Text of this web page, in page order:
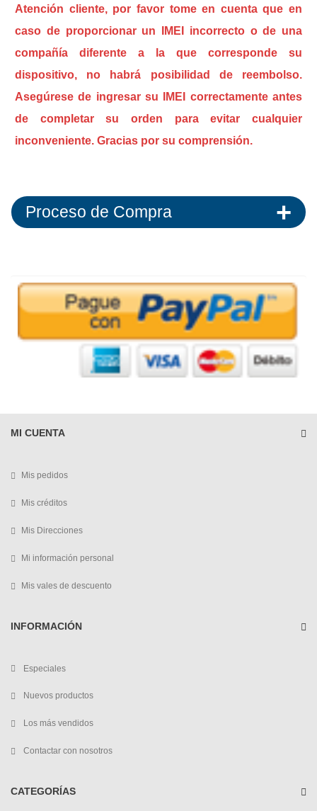
Atención cliente, por favor tome en cuenta que en
caso de proporcionar un IMEI incorrecto o de una
compañía diferente a la que corresponde su
dispositivo, no habrá posibilidad de reembolso.
Asegúrese de ingresar su IMEI correctamente antes
de completar su orden para evitar cualquier
inconveniente. Gracias por su comprensión.
Proceso de Compra
MI CUENTA
Mis pedidos
Mis créditos
Mis Direcciones
Mi información personal
Mis vales de descuento
INFORMACIÓN
Especiales
Nuevos productos
Los más vendidos
Contactar con nosotros
CATEGORÍAS